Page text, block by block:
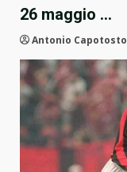
26 maggio …
Antonio Capotosto